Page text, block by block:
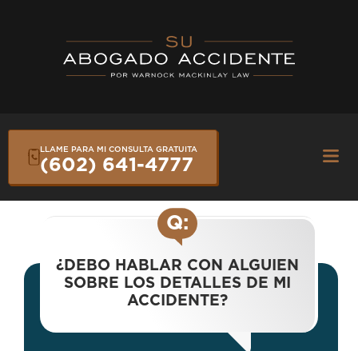
LLAME PARA MI CONSULTA GRATUITA
(602) 641-4777
Q:
¿DEBO HABLAR CON ALGUIEN
SOBRE LOS DETALLES DE MI
ACCIDENTE?